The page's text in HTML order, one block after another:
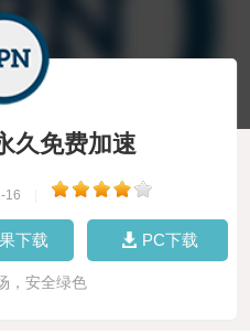
久免费加速
16
下载 PC下载
，安全绿色